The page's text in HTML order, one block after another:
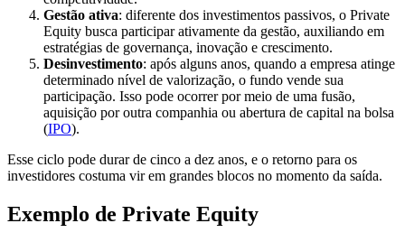
Gestão ativa: diferente dos investimentos passivos, o Private
Equity busca participar ativamente da gestão, auxiliando em
estratégias de governança, inovação e crescimento.
Desinvestimento: após alguns anos, quando a empresa atinge
determinado nível de valorização, o fundo vende sua
participação. Isso pode ocorrer por meio de uma fusão,
aquisição por outra companhia ou abertura de capital na bolsa
(IPO).
Esse ciclo pode durar de cinco a dez anos, e o retorno para os
investidores costuma vir em grandes blocos no momento da saída.
Exemplo de Private Equity